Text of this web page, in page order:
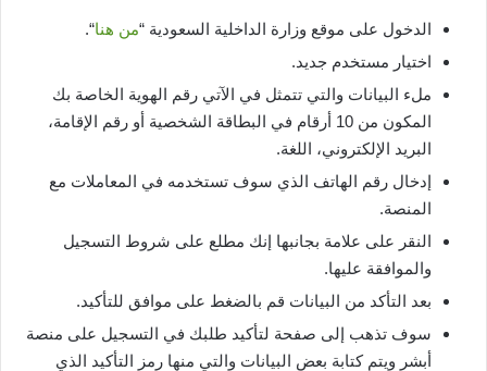
الدخول على موقع وزارة الداخلية السعودية “من هنا“.
اختيار مستخدم جديد.
ملء البيانات والتي تتمثل في الآتي رقم الهوية الخاصة بك
المكون من 10 أرقام في البطاقة الشخصية أو رقم الإقامة،
البريد الإلكتروني، اللغة.
إدخال رقم الهاتف الذي سوف تستخدمه في المعاملات مع
المنصة.
النقر على علامة بجانبها إنك مطلع على شروط التسجيل
والموافقة عليها.
بعد التأكد من البيانات قم بالضغط على موافق للتأكيد.
سوف تذهب إلى صفحة لتأكيد طلبك في التسجيل على منصة
أبشر ويتم كتابة بعض البيانات والتي منها رمز التأكيد الذي